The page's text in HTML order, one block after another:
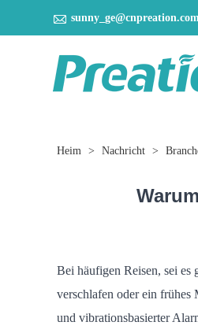
 sunny_ge@cnpreation.com
Heim > Nachricht >
Bei häufigen Reisen, sei es
verschlafen oder ein frühes
und vibrationsbasierter